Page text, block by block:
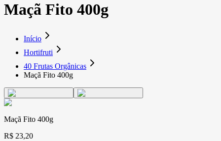
Maçã Fito 400g
Início
Hortifruti
40 Frutas Orgânicas
Maçã Fito 400g
Maçã Fito 400g
R$ 23,20